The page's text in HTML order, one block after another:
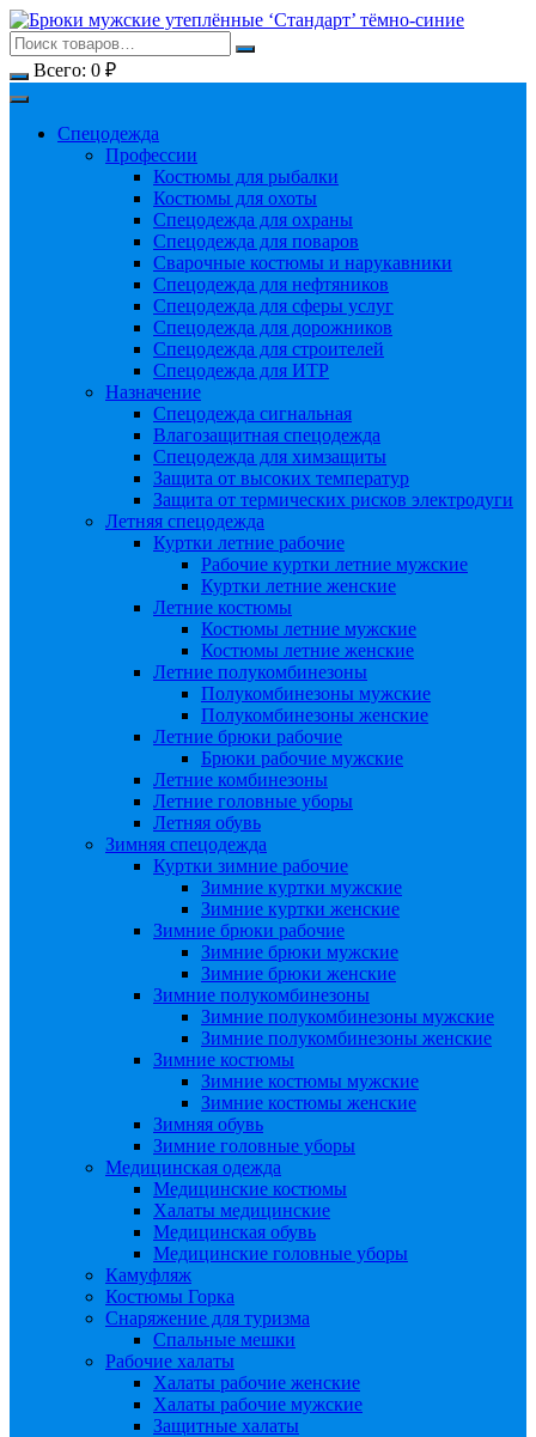
Перейти
к
содержимому
Всего: 0 ₽
Спецодежда
Профессии
Костюмы для рыбалки
Костюмы для охоты
Спецодежда для охраны
Спецодежда для поваров
Сварочные костюмы и нарукавники
Спецодежда для нефтяников
Спецодежда для сферы услуг
Спецодежда для дорожников
Спецодежда для строителей
Спецодежда для ИТР
Назначение
Спецодежда сигнальная
Влагозащитная спецодежда
Спецодежда для химзащиты
Защита от высоких температур
Защита от термических рисков электродуги
Летняя спецодежда
Куртки летние рабочие
Рабочие куртки летние мужские
Куртки летние женские
Летние костюмы
Костюмы летние мужские
Костюмы летние женские
Летние полукомбинезоны
Полукомбинезоны мужские
Полукомбинезоны женские
Летние брюки рабочие
Брюки рабочие мужские
Летние комбинезоны
Летние головные уборы
Летняя обувь
Зимняя спецодежда
Куртки зимние рабочие
Зимние куртки мужские
Зимние куртки женские
Зимние брюки рабочие
Зимние брюки мужские
Зимние брюки женские
Зимние полукомбинезоны
Зимние полукомбинезоны мужские
Зимние полукомбинезоны женские
Зимние костюмы
Зимние костюмы мужские
Зимние костюмы женские
Зимняя обувь
Зимние головные уборы
Медицинская одежда
Медицинские костюмы
Халаты медицинские
Медицинская обувь
Медицинские головные уборы
Камуфляж
Костюмы Горка
Снаряжение для туризма
Спальные мешки
Рабочие халаты
Халаты рабочие женские
Халаты рабочие мужские
Защитные халаты